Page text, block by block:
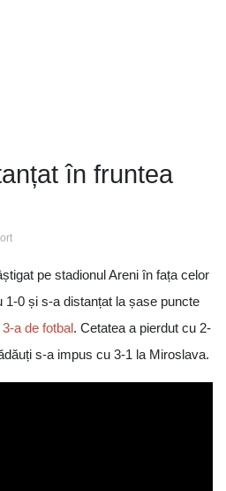
în fruntea
pe stadionul Areni în fața celor
0 și s-a distanțat la șase puncte
a de fotbal. Cetatea a pierdut cu 2-
s-a impus cu 3-1 la Miroslava.